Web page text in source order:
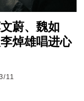
蔚、魏如
焯雄唱进心
11